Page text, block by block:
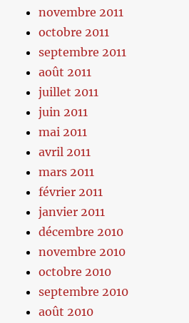
novembre 2011
octobre 2011
septembre 2011
août 2011
juillet 2011
juin 2011
mai 2011
avril 2011
mars 2011
février 2011
janvier 2011
décembre 2010
novembre 2010
octobre 2010
septembre 2010
août 2010